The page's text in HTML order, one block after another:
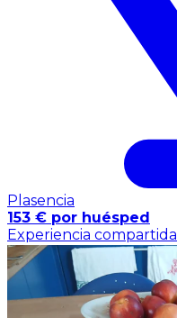
Plasencia
153 € por huésped
Experiencia compartida